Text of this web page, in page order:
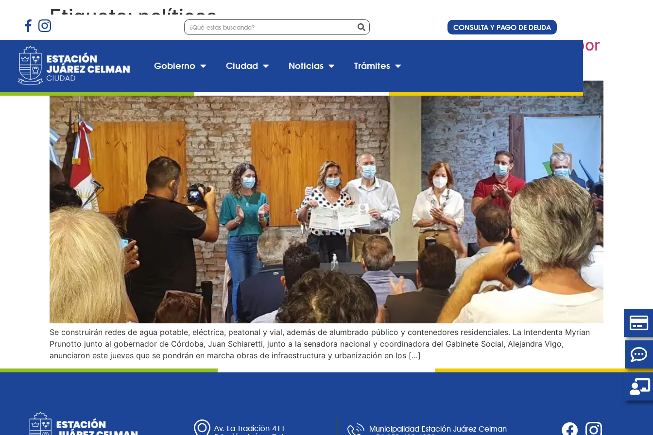
CONSULTA Y PAGO DE DEUDA
Gobierno Ciudad Noticias Trámites
Etiqueta: políticos
La provincia anunció obras de urbanización en Estación Juárez Celman por
$500 millones
Se construirán redes de agua potable, eléctrica, peatonal y vial, además de alumbrado público y contenedores residenciales. La Intendenta Myrian
Prunotto junto al gobernador de Córdoba, Juan Schiaretti, junto a la senadora nacional y coordinadora del Gabinete Social, Alejandra Vigo,
anunciaron este jueves que se pondrán en marcha obras de infraestructura y urbanización en los […]
Av. La Tradición 411
Municipalidad Estación Juárez Celman